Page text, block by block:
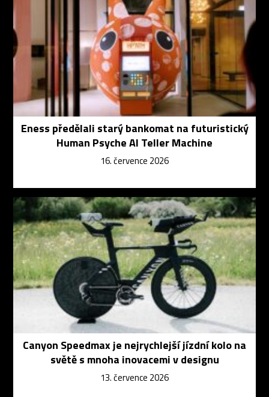
Eness předělali starý bankomat na futuristický
Human Psyche AI Teller Machine
16. července 2026
Canyon Speedmax je nejrychlejší jízdní kolo na
světě s mnoha inovacemi v designu
13. července 2026